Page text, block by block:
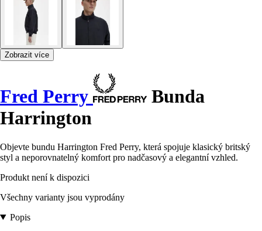
Zobrazit více
Fred Perry
Bunda
Harrington
Objevte bundu Harrington Fred Perry, která spojuje klasický britský
styl a neporovnatelný komfort pro nadčasový a elegantní vzhled.
Produkt není k dispozici
Všechny varianty jsou vyprodány
Popis